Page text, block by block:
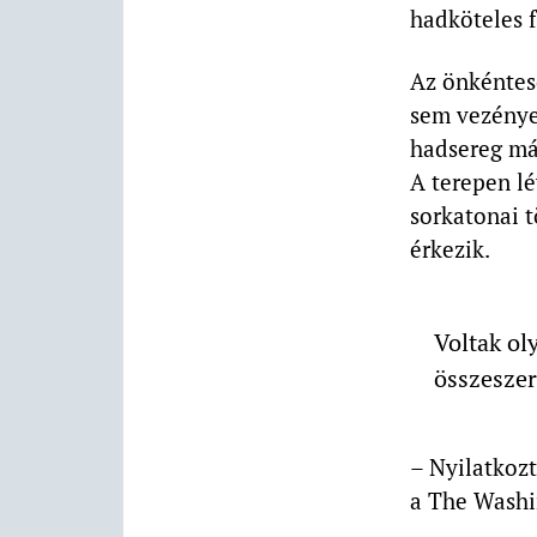
hadköteles
Az
sem
hadsereg
A terepen
sorkatonai
érkezik.
Voltak
–
a The